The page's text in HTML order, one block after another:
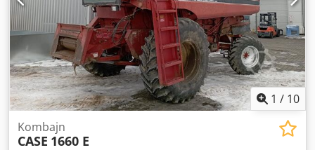
1 / 10
Kombajn
CASE 1660 E